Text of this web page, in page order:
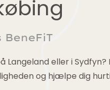
Langeland eller i
og hjælpe dig